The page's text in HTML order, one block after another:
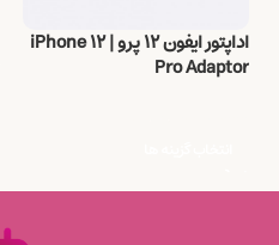
اداپتور ایفون ۱۲ پرو | iPhone 12
Pro Adaptor